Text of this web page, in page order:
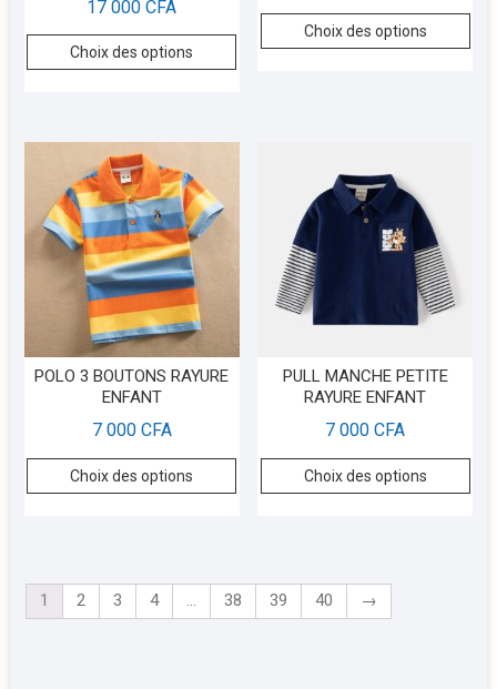
17 000CFA
Choix des options
Choix des options
POLO 3 BOUTONS RAYURE
ENFANT
7 000 CFA
Choix des options
PULL MANCHE PETITE
RAYURE ENFANT
7 000CFA
Choix des options
1 2 3 4 … 38 39 40 →